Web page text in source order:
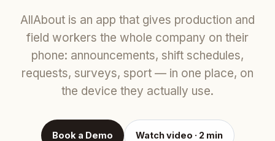
AllAbout is an app that gives production and
field workers the whole company on their
phone: announcements, shift schedules,
requests, surveys, sport — in one place, on
the device they actually use.
Book a Demo Watch video · 2 min